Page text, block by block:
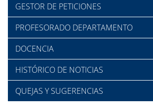
GESTOR DE PETICIONES
PROFESORADO DEPARTAMENTO
DOCENCIA
HISTÓRICO DE NOTICIAS
QUEJAS Y SUGERENCIAS